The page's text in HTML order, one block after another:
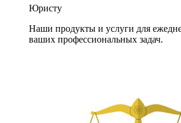
Юристу
Наши продукты и услуги для
ваших профессиональных задач.